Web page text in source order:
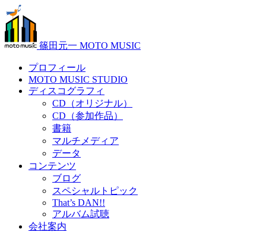
篠田元一 MOTO MUSIC
プロフィール
MOTO MUSIC STUDIO
ディスコグラフィ
CD（オリジナル）
CD（参加作品）
書籍
マルチメディア
データ
コンテンツ
ブログ
スペシャルトピック
That’s DAN!!
アルバム試聴
会社案内